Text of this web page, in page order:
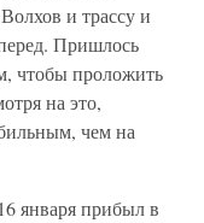
и трассу и
Пришлось
чтобы проложить
на это,
чем на
января прибыл в